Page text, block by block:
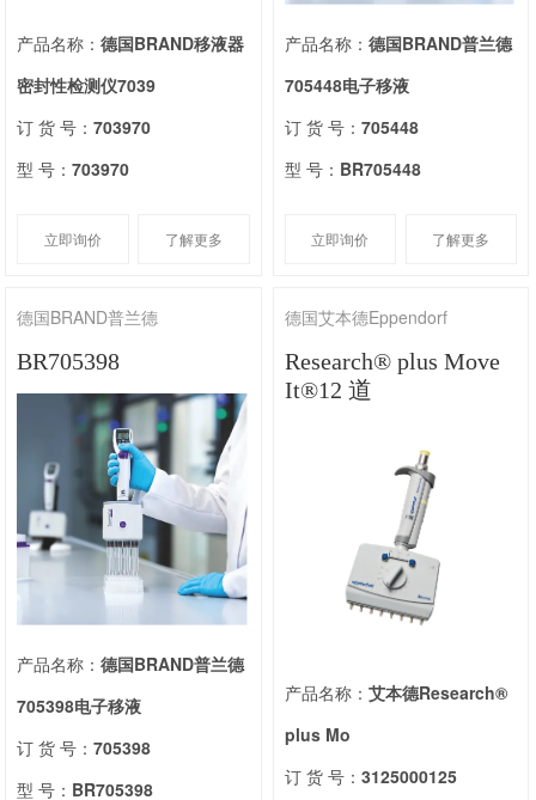
产品名称：德国BRAND移液器
密封性检测仪7039
订 货 号：703970
型 号：703970
立即询价 了解更多
产品名称： 德国BRAND普兰德
705448电子移液
订 货 号： 705448
型 号： BR705448
立即询价 了解更多
德国BRAND普兰德
BR705398
产品名称：德国BRAND普兰德
705398电子移液
订 货 号：705398
型 号： BR705398
德国艾本德Eppendorf
Research® plus Move
It®12 道
产品名称： 艾本德Research®
plus Mo
订 货 号： 3125000125